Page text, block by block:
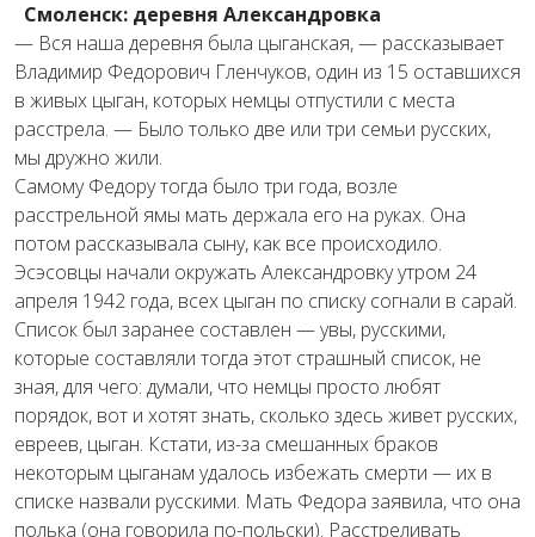
Смоленск: деревня Александровка
— Вся наша деревня была цыганская, — рассказывает
Владимир Федорович Гленчуков, один из 15 оставшихся
в живых цыган, которых немцы отпустили с места
расстрела. — Было только две или три семьи русских,
мы дружно жили.
Самому Федору тогда было три года, возле
расстрельной ямы мать держала его на руках. Она
потом рассказывала сыну, как все происходило.
Эсэсовцы начали окружать Александровку утром 24
апреля 1942 года, всех цыган по списку согнали в сарай.
Список был заранее составлен — увы, русскими,
которые составляли тогда этот страшный список, не
зная, для чего: думали, что немцы просто любят
порядок, вот и хотят знать, сколько здесь живет русских,
евреев, цыган. Кстати, из-за смешанных браков
некоторым цыганам удалось избежать смерти — их в
списке назвали русскими. Мать Федора заявила, что она
полька (она говорила по-польски). Расстреливать